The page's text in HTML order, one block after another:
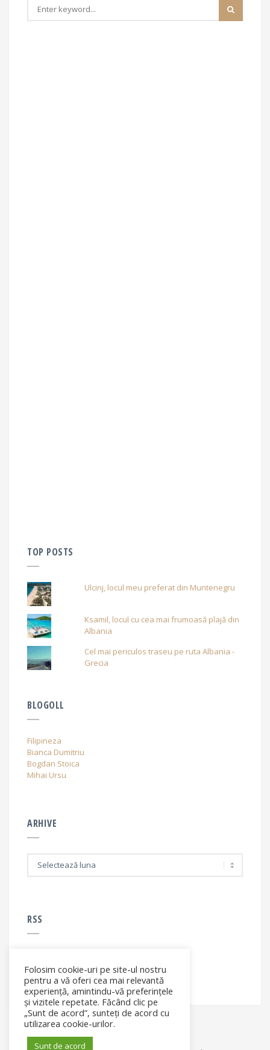
TOP POSTS
Ulcinj, locul meu preferat din Muntenegru
Ksamil, locul cu cea mai frumoasă plajă din
Albania
Cel mai periculos traseu pe ruta Albania -
Grecia
BLOGOLL
Filipineza
Bianca Dumitriu
Bogdan Stoica
Mihai Ursu
ARHIVE
RSS
RSS - articole
Folosim cookie-uri pe site-ul nostru
pentru a vă oferi cea mai relevantă
experiență, amintindu-vă preferințele
și vizitele repetate. Făcând clic pe
„Sunt de acord”, sunteți de acord cu
utilizarea cookie-urilor.
Sunt de acord